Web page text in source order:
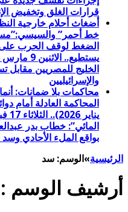
قرارات الغلق وتخفيض
خط أحمر”
الضغط لوقف الحرب على
الخليج للمصريين مقابل
والإسرائيليين
محاكمات بلا ضمانات:
المائي”: خطاب بدر
بواقع الملء الأحادي
الرئيسية»الوسم: سد
أرشيف الوسم :